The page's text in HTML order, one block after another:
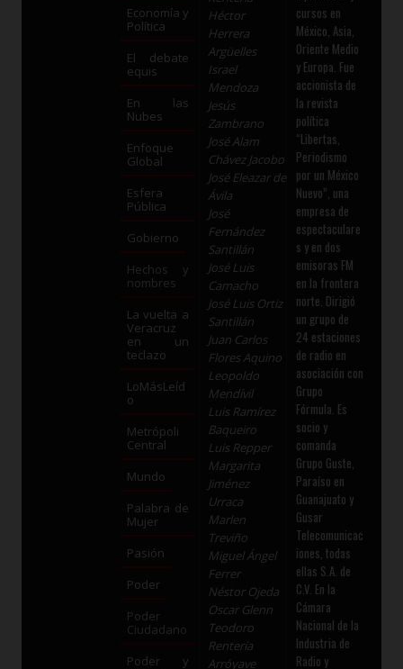
Economía y
Política
El debate
equis
En las
Nubes
Enfoque
Global
Esfera
Pública
Gobierno
Hechos y
nombres
La vuelta a
Veracruz
en un
teclazo
LoMásLeíd
o
Metrópoli
Central
Mundo
Palabra de
Mujer
Pasión
Poder
Poder
Ciudadano
Poder y
Héctor
Herrera
Argüelles
Israel
Mendoza
Jesús
Zambrano
José Alam
Chávez Jacobo
José Eleazar de
Ávila
José
Fernández
Santillán
José Luis
Camacho
José Luis Ortiz
Santillán
Juan Carlos
Flores Aquino
Leopoldo
Mendívil
Luis Ramírez
Baqueiro
Luis Repper
Margarita
Jiménez
Urraca
Marlen
Treviño
Miguel Ángel
Ferrer
Néstor Ojeda
Oscar Glenn
Teodoro
Rentería
Arróyave
cursos en
México, Asia,
Oriente Medio
y Europa. Fue
accionista de
la revista
política
“Libertas,
Periodismo
por un México
Nuevo”, una
empresa de
espectaculare
s y en dos
emisoras FM
en la frontera
norte. Dirigió
un grupo de
24 estaciones
de radio en
asociación con
Grupo
Fórmula. Es
socio y
comanda
Grupo Guste,
Paraíso en
Guanajuato y
Gusar
Telecomunicac
iones, todas
ellas S.A. de
C.V. En la
Cámara
Nacional de la
Industria de
Radio y